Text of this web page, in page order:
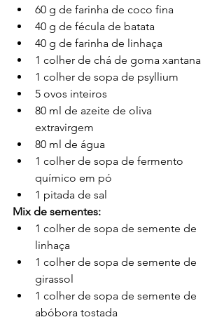
60 g de farinha de coco fina
40 g de fécula de batata
40 g de farinha de linhaça
1 colher de chá de goma xantana
1 colher de sopa de psyllium
5 ovos inteiros
80 ml de azeite de oliva
extravirgem
80 ml de água
1 colher de sopa de fermento
químico em pó
1 pitada de sal
Mix de sementes:
1 colher de sopa de semente de
linhaça
1 colher de sopa de semente de
girassol
1 colher de sopa de semente de
abóbora tostada